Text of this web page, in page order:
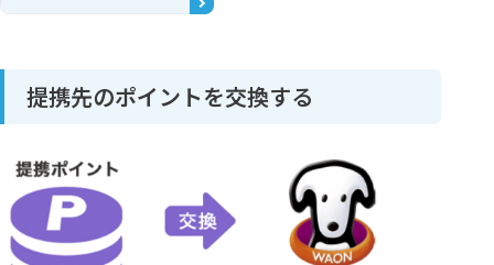
提携先のポイントを交換する